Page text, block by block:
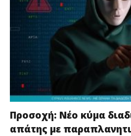
Προσοχή: Νέο κύμα
απάτης με